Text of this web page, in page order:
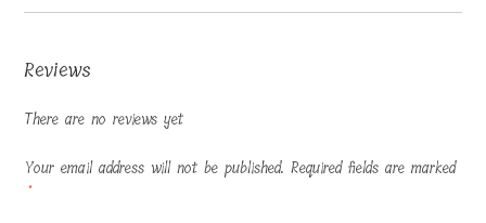
Reviews
There are no reviews yet
Your email address will not be published. Required fields are marked
*